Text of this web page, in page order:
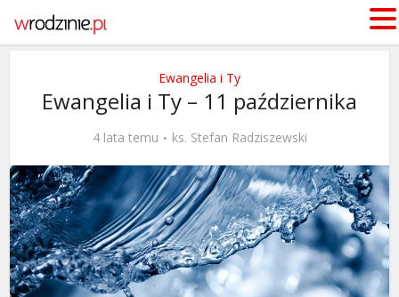
Ewangelia i Ty
Ewangelia i Ty – 11 października
4 lata temu ks. Stefan Radziszewski